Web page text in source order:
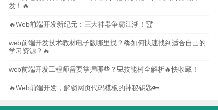
发！🔥
🔥Web前端开发新纪元：三大神器争霸江湖！🏆
web前端开发技术教材电子版哪里找？📚如何快速找到适合自己的
学习资源？🔥
web前端开发工程师需要掌握哪些？💻技能树全解析🔥快收藏！
🔥Web前端开发，解锁网页代码模板的神秘钥匙🔑